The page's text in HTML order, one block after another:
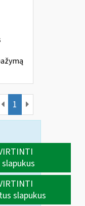
1
slapukus
slapukus